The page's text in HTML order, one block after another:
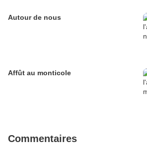
Autour de nous
Affût au monticole
Commentaires